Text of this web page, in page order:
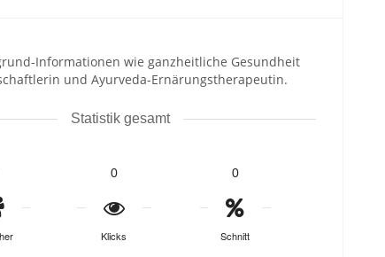
Informationen wie ganzheitliche Gesundheit
und Ayurveda-Ernärungstherapeutin.
Statistik gesamt
0
Klicks
0
Schnitt